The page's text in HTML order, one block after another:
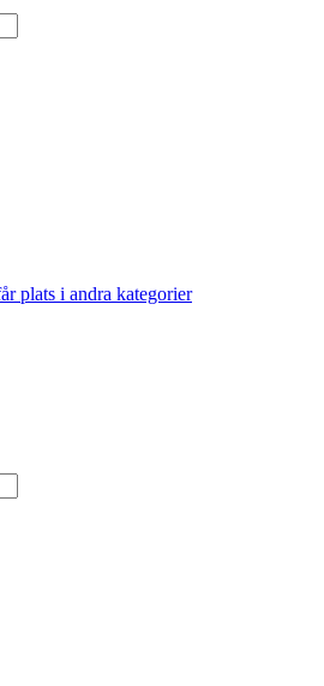
plats i andra kategorier